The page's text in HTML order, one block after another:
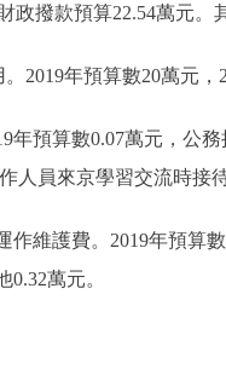
撥款預算22.54萬元。
年預算數20萬元，
預算數0.07萬元，公務
人員來京學習交流時接
護費。2019年預算數
0.32萬元。